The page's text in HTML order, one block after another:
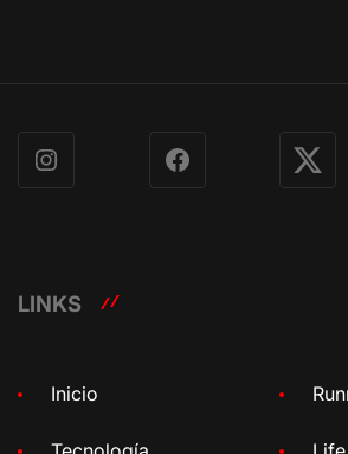
Instagram Facebook X
LINKS
Inicio